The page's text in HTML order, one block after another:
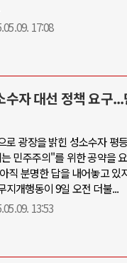
17:08
자 대선 정책 요구
로 광장을 밝힌 성소수자 평
민주주의"를 위한 공약을
직 분명한 답을 내어놓고 있
지개행동이 9일 오전 더불...
13:53